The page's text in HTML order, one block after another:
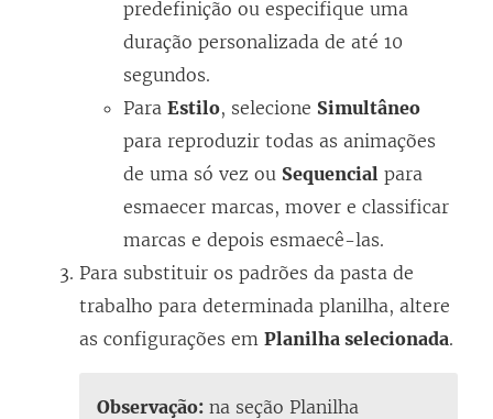
predefinição ou especifique uma
duração personalizada de até 10
segundos.
Para Estilo, selecione Simultâneo
para reproduzir todas as animações
de uma só vez ou Sequencial para
esmaecer marcas, mover e classificar
marcas e depois esmaecê-las.
Para substituir os padrões da pasta de
trabalho para determinada planilha, altere
as configurações em Planilha selecionada.
Observação: na seção Planilha